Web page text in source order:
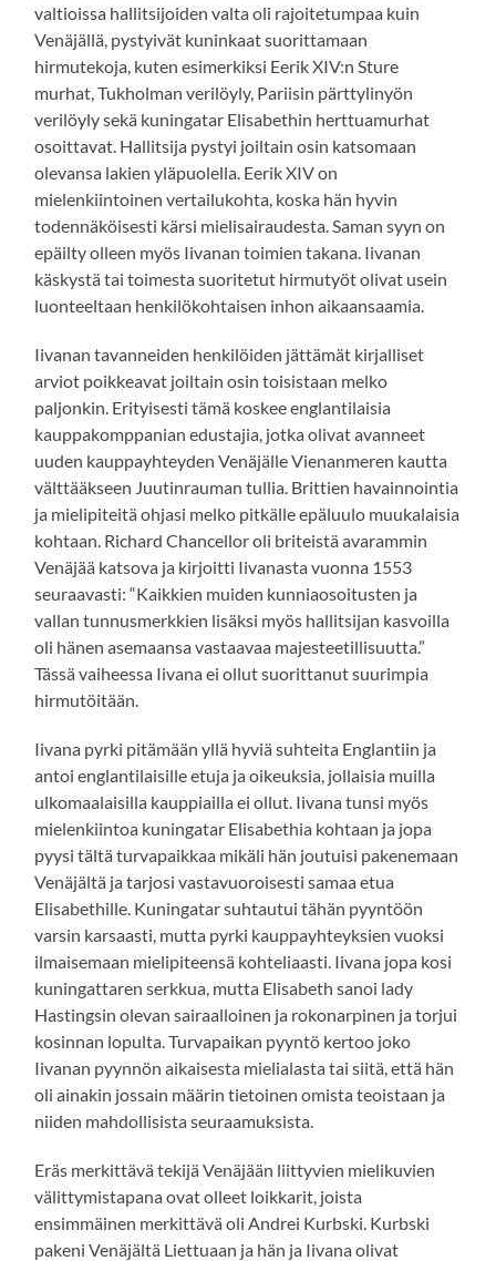
valtioissa hallitsijoiden valta oli rajoitetumpaa kuin
Venäjällä, pystyivät kuninkaat suorittamaan
hirmutekoja, kuten esimerkiksi Eerik XIV:n Sture
murhat, Tukholman verilöyly, Pariisin pärttylinyön
verilöyly sekä kuningatar Elisabethin herttuamurhat
osoittavat. Hallitsija pystyi joiltain osin katsomaan
olevansa lakien yläpuolella. Eerik XIV on
mielenkiintoinen vertailukohta, koska hän hyvin
todennäköisesti kärsi mielisairaudesta. Saman syyn on
epäilty olleen myös Iivanan toimien takana. Iivanan
käskystä tai toimesta suoritetut hirmutyöt olivat usein
luonteeltaan henkilökohtaisen inhon aikaansaamia.
Iivanan tavanneiden henkilöiden jättämät kirjalliset
arviot poikkeavat joiltain osin toisistaan melko
paljonkin. Erityisesti tämä koskee englantilaisia
kauppakomppanian edustajia, jotka olivat avanneet
uuden kauppayhteyden Venäjälle Vienanmeren kautta
välttääkseen Juutinrauman tullia. Brittien havainnointia
ja mielipiteitä ohjasi melko pitkälle epäluulo muukalaisia
kohtaan. Richard Chancellor oli briteistä avarammin
Venäjää katsova ja kirjoitti Iivanasta vuonna 1553
seuraavasti: “Kaikkien muiden kunniaosoitusten ja
vallan tunnusmerkkien lisäksi myös hallitsijan kasvoilla
oli hänen asemaansa vastaavaa majesteetillisuutta.”
Tässä vaiheessa Iivana ei ollut suorittanut suurimpia
hirmutöitään.
Iivana pyrki pitämään yllä hyviä suhteita Englantiin ja
antoi englantilaisille etuja ja oikeuksia, jollaisia muilla
ulkomaalaisilla kauppiailla ei ollut. Iivana tunsi myös
mielenkiintoa kuningatar Elisabethia kohtaan ja jopa
pyysi tältä turvapaikkaa mikäli hän joutuisi pakenemaan
Venäjältä ja tarjosi vastavuoroisesti samaa etua
Elisabethille. Kuningatar suhtautui tähän pyyntöön
varsin karsaasti, mutta pyrki kauppayhteyksien vuoksi
ilmaisemaan mielipiteensä kohteliaasti. Iivana jopa kosi
kuningattaren serkkua, mutta Elisabeth sanoi lady
Hastingsin olevan sairaalloinen ja rokonarpinen ja torjui
kosinnan lopulta. Turvapaikan pyyntö kertoo joko
Iivanan pyynnön aikaisesta mielialasta tai siitä, että hän
oli ainakin jossain määrin tietoinen omista teoistaan ja
niiden mahdollisista seuraamuksista.
Eräs merkittävä tekijä Venäjään liittyvien mielikuvien
välittymistapana ovat olleet loikkarit, joista
ensimmäinen merkittävä oli Andrei Kurbski. Kurbski
pakeni Venäjältä Liettuaan ja hän ja Iivana olivat